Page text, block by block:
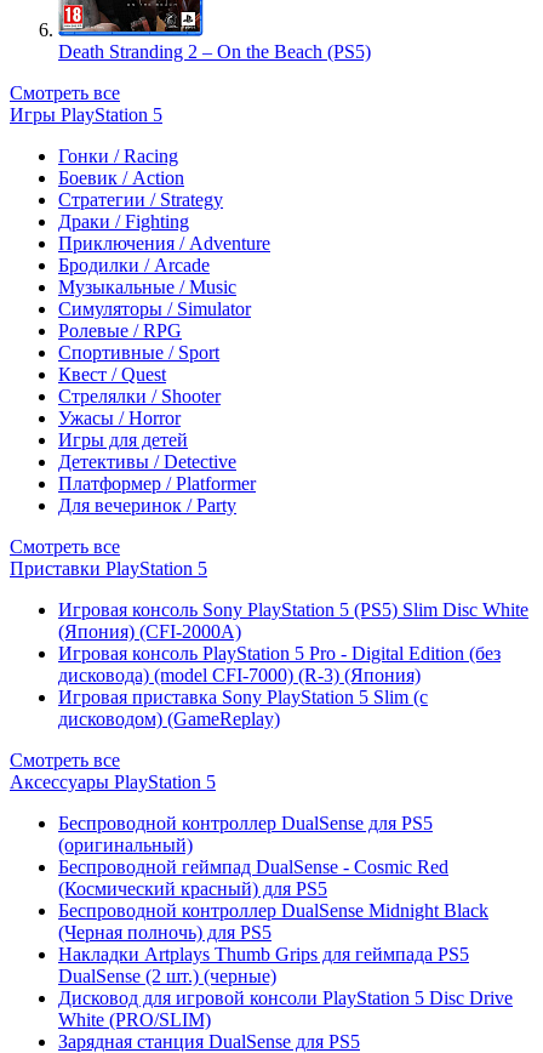
Death Stranding 2 – On the Beach (PS5)
Смотреть все
Игры PlayStation 5
Гонки / Racing
Боевик / Action
Стратегии / Strategy
Драки / Fighting
Приключения / Adventure
Бродилки / Arcade
Музыкальные / Music
Симуляторы / Simulator
Ролевые / RPG
Спортивные / Sport
Квест / Quest
Стрелялки / Shooter
Ужасы / Horror
Игры для детей
Детективы / Detective
Платформер / Platformer
Для вечеринок / Party
Смотреть все
Приставки PlayStation 5
Игровая консоль Sony PlayStation 5 (PS5) Slim Disc White
(Япония) (CFI-2000A)
Игровая консоль PlayStation 5 Pro - Digital Edition (без
дисковода) (model CFI-7000) (R-3) (Япония)
Игровая приставка Sony PlayStation 5 Slim (с
дисководом) (GameReplay)
Смотреть все
Аксессуары PlayStation 5
Беспроводной контроллер DualSense для PS5
(оригинальный)
Беспроводной геймпад DualSense - Cosmic Red
(Космический красный) для PS5
Беспроводной контроллер DualSense Midnight Black
(Черная полночь) для PS5
Накладки Artplays Thumb Grips для геймпада PS5
DualSense (2 шт.) (черные)
Дисковод для игровой консоли PlayStation 5 Disc Drive
White (PRO/SLIM)
Зарядная станция DualSense для PS5